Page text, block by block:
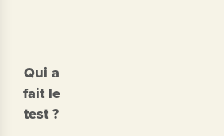
Qui a
fait le
test ?